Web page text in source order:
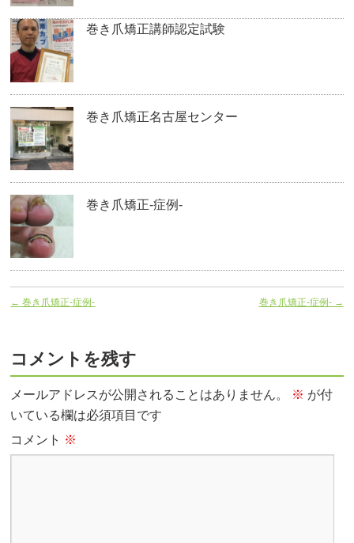
巻き爪矯正講師認定試験
巻き爪矯正名古屋センター
巻き爪矯正‐症例-
← 巻き爪矯正-症例- 巻き爪矯正-症例- →
コメントを残す
メールアドレスが公開されることはありません。 ※ が付
いている欄は必須項目です
コメント ※